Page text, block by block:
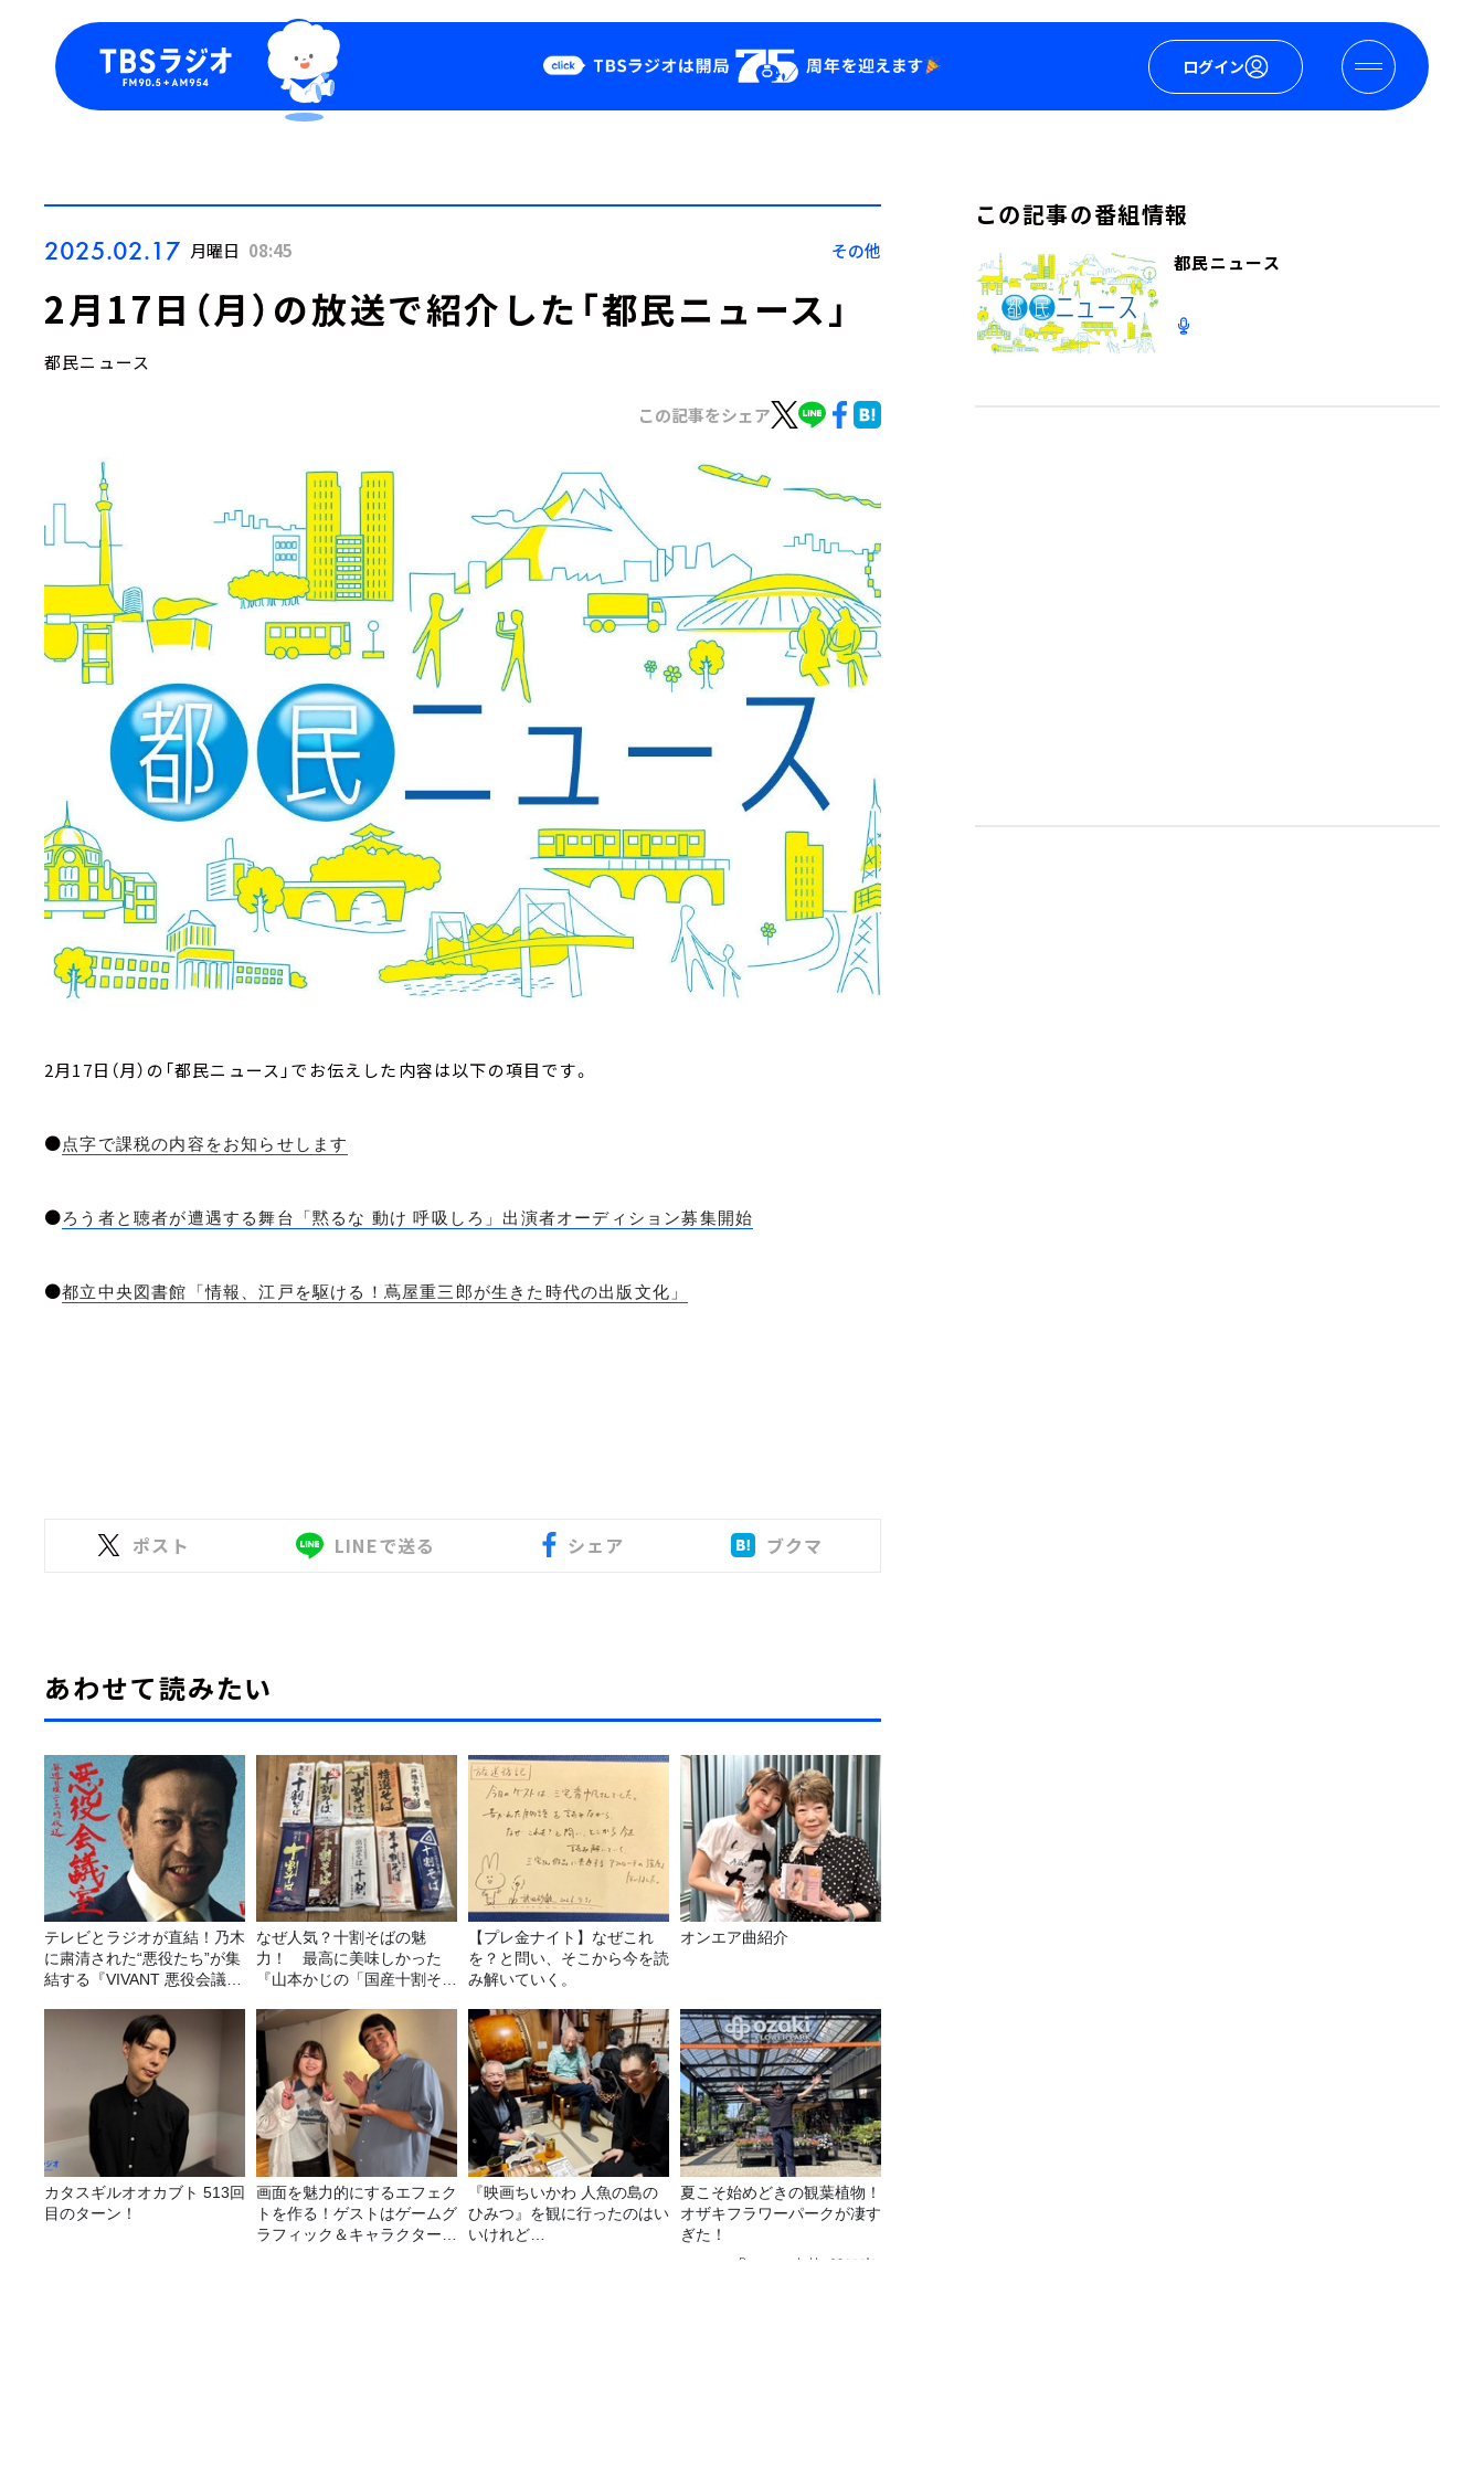
ログイン
Podcast
YouTube
2025.02.17 月曜日 08:45 その他
2月17日（月）の放送で紹介した「都民ニュース」
都民ニュース
この記事をシェア
2月17日（月）の「都民ニュース」でお伝えした内容は以下の項目です。
●点字で課税の内容をお知らせします
●ろう者と聴者が遭遇する舞台「黙るな 動け 呼吸しろ」出演者オーディション募集開始
●都立中央図書館「情報、江戸を駆ける！蔦屋重三郎が生きた時代の出版文化」
ポスト LINEで送る シェア ブクマ
あわせて読みたい
テレビとラジオが直結！乃木
に粛清された“悪役たち”が集
結する『VIVANT 悪役会議
なぜ人気？十割そばの魅
力！ 最高に美味しかった
『山本かじの「国産十割そ
種食べ比べ】
【プレ金ナイト】なぜこれ
を？と問い、そこから今を読
み解いていく。
オンエア曲紹介
カタスギルオオカブト 513回
目のターン！
画面を魅力的にするエフェク
トを作る！ゲストはゲームグ
ラフィック＆キャラクター専
『映画ちいかわ 人魚の島の
ひみつ』を観に行ったのはい
いけれど…
夏こそ始めどきの観葉植物！
オザキフラワーパークが凄す
ぎた！
Recommended by
この記事の番組情報
都民ニュース